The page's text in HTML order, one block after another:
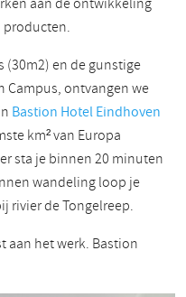
(30m2) en de gunstige
Campus, ontvangen we
Bastion Hotel Eindhoven
km² van Europa
sta je binnen 20 minuten
wandeling loop je
rivier de Tongelreep.
aan het werk. Bastion